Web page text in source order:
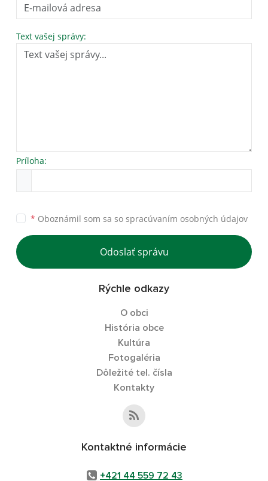
Text vašej správy:
Príloha:
* Oboznámil som sa so spracúvaním osobných údajov
Odoslať správu
Rýchle odkazy
O obci
História obce
Kultúra
Fotogaléria
Dôležité tel. čísla
Kontakty
Kontaktné informácie
+421 44 559 72 43